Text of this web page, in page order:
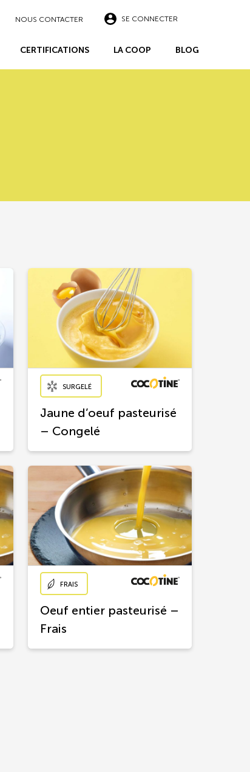
NOUS CONTACTER SE CONNECTER
CERTIFICATIONS LA COOP BLOG
SURGELÉ
Jaune d’oeuf pasteurisé
– Congelé
FRAIS
Oeuf entier pasteurisé –
Frais